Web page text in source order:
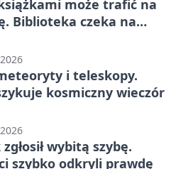
może trafić na
Biblioteka czeka na
i teleskopy.
kosmiczny wieczór
wybitą szybę.
szybko odkryli prawdę